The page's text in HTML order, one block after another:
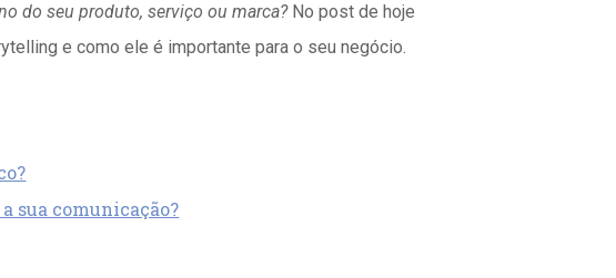
do seu produto, serviço ou marca?No post de hoje
e como ele é importante para o seu negócio.
sua comunicação?